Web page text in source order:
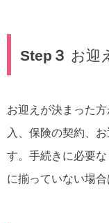
Step３ お迎
お迎えが決まった
入、保険の契約、
す。手続きに必要
に揃っていない場